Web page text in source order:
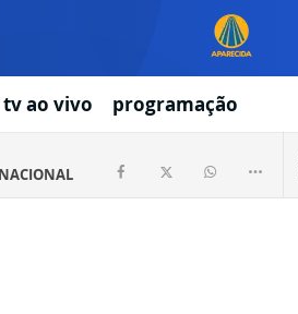
tv ao vivo programação